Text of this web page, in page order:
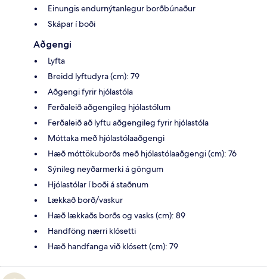
Einungis endurnýtanlegur borðbúnaður
Skápar í boði
Aðgengi
Lyfta
Breidd lyftudyra (cm): 79
Aðgengi fyrir hjólastóla
Ferðaleið aðgengileg hjólastólum
Ferðaleið að lyftu aðgengileg fyrir hjólastóla
Móttaka með hjólastólaaðgengi
Hæð móttökuborðs með hjólastólaaðgengi (cm): 76
Sýnileg neyðarmerki á göngum
Hjólastólar í boði á staðnum
Lækkað borð/vaskur
Hæð lækkaðs borðs og vasks (cm): 89
Handföng nærri klósetti
Hæð handfanga við klósett (cm): 79